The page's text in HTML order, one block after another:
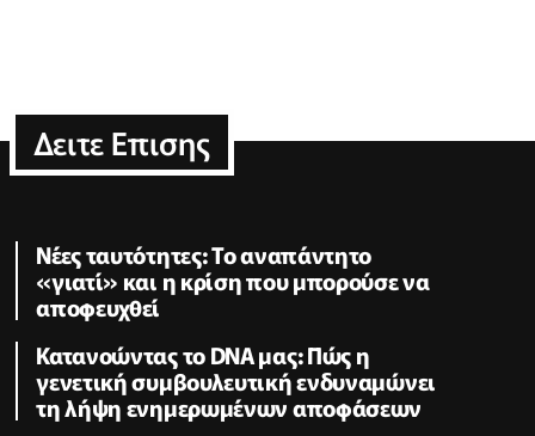
Δειτε Επισης
Νέες ταυτότητες: Το αναπάντητο
«γιατί» και η κρίση που μπορούσε να
αποφευχθεί
Κατανοώντας το DNA μας: Πώς η
γενετική συμβουλευτική ενδυναμώνει
τη λήψη ενημερωμένων αποφάσεων